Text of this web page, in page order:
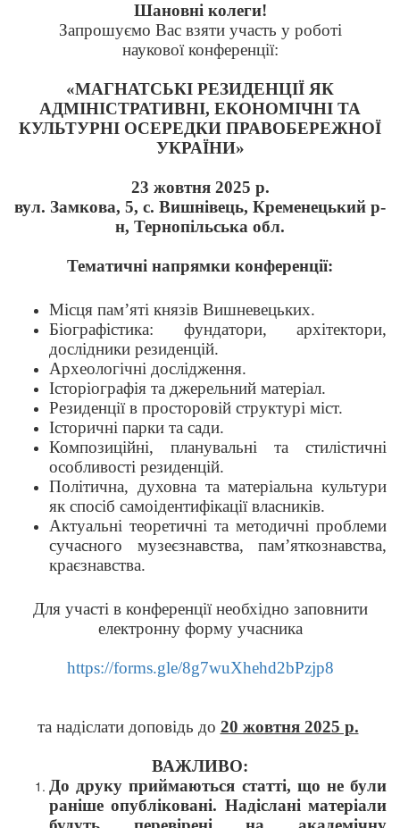
Шановні колеги!
Запрошуємо Вас взяти участь у роботі
наукової конференції:
«МАГНАТСЬКІ РЕЗИДЕНЦІЇ ЯК
АДМІНІСТРАТИВНІ, ЕКОНОМІЧНІ ТА
КУЛЬТУРНІ ОСЕРЕДКИ ПРАВОБЕРЕЖНОЇ
УКРАЇНИ»
23 жовтня 2025 р.
вул. Замкова, 5, с. Вишнівець, Кременецький р-
н, Тернопільська обл.
Тематичні напрямки конференції:
Місця пам’яті князів Вишневецьких.
Біографістика: фундатори, архітектори,
дослідники резиденцій.
Археологічні дослідження.
Історіографія та джерельний матеріал.
Резиденції в просторовій структурі міст.
Історичні парки та сади.
Композиційні, планувальні та стилістичні
особливості резиденцій.
Політична, духовна та матеріальна культури
як спосіб самоідентифікації власників.
Актуальні теоретичні та методичні проблеми
сучасного музеєзнавства, пам’яткознавства,
краєзнавства.
Для участі в конференції необхідно заповнити
електронну форму учасника
https://forms.gle/8g7wuXhehd2bPzjp8
та надіслати доповідь до 20 жовтня 2025 р.
ВАЖЛИВО:
До друку приймаються статті, що не були
раніше опубліковані. Надіслані матеріали